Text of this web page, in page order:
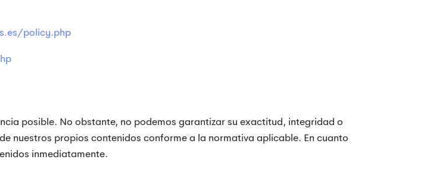
policy.php
posible. No obstante, no podemos garantizar su exactitud, integridad o
nuestros propios contenidos conforme a la normativa aplicable. En cuanto
inmediatamente.